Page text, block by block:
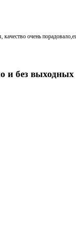
очень
и без выходных